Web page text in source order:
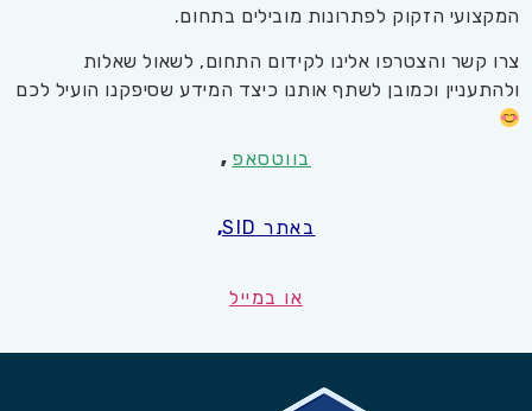
המקצועי הזקוק לפתרונות מובילים בתחום.
צרו קשר והצטרפו אלינו לקידום התחום, לשאול שאלות
ולהתעניין וכמובן לשתף אותנו כיצד המידע שסיפקנו הועיל לכם
בווטסאפ ,
באתר SID ,
או במייל